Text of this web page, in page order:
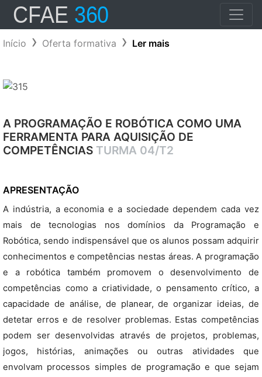
Início Oferta formativa Ler mais
A PROGRAMAÇÃO E ROBÓTICA COMO UMA
FERRAMENTA PARA AQUISIÇÃO DE
COMPETÊNCIAS TURMA 04/T2
APRESENTAÇÃO
A indústria, a economia e a sociedade dependem cada vez
mais de tecnologias nos domínios da Programação e
Robótica, sendo indispensável que os alunos possam adquirir
conhecimentos e competências nestas áreas. A programação
e a robótica também promovem o desenvolvimento de
competências como a criatividade, o pensamento crítico, a
capacidade de análise, de planear, de organizar ideias, de
detetar erros e de resolver problemas. Estas competências
podem ser desenvolvidas através de projetos, problemas,
jogos, histórias, animações ou outras atividades que
envolvam processos simples de programação e que sejam